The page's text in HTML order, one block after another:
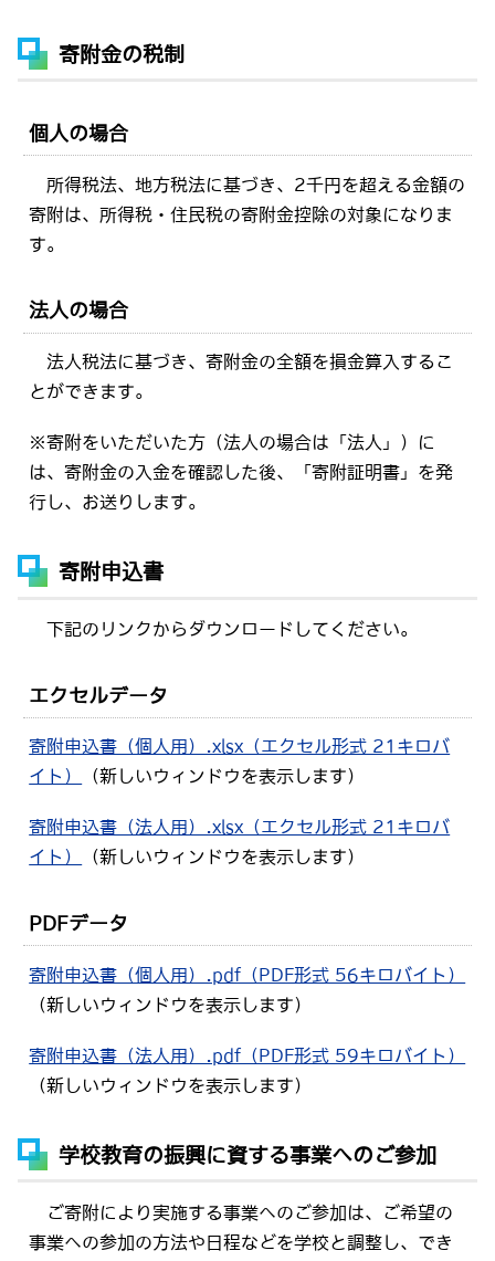
寄附金の税制
個人の場合
所得税法、地方税法に基づき、2千円を超える金額の
寄附は、所得税・住民税の寄附金控除の対象になりま
す。
法人の場合
法人税法に基づき、寄附金の全額を損金算入するこ
とができます。
※寄附をいただいた方（法人の場合は「法人」）に
は、寄附金の入金を確認した後、「寄附証明書」を発
行し、お送りします。
寄附申込書
下記のリンクからダウンロードしてください。
エクセルデータ
寄附申込書（個人用）.xlsx（エクセル形式 21キロバ
イト）
（新しいウィンドウを表示します）
寄附申込書（法人用）.xlsx（エクセル形式 21キロバ
イト）
（新しいウィンドウを表示します）
PDFデータ
寄附申込書（個人用）.pdf（PDF形式 56キロバイト）
（新しいウィンドウを表示します）
寄附申込書（法人用）.pdf（PDF形式 59キロバイト）
（新しいウィンドウを表示します）
学校教育の振興に資する事業へのご参加
ご寄附により実施する事業へのご参加は、ご希望の
事業への参加の方法や日程などを学校と調整し、でき